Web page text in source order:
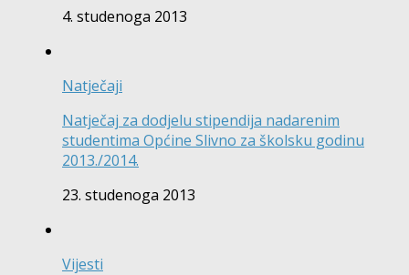
4. studenoga 2013
Natječaji
Natječaj za dodjelu stipendija nadarenim
studentima Općine Slivno za školsku godinu
2013./2014.
23. studenoga 2013
Vijesti